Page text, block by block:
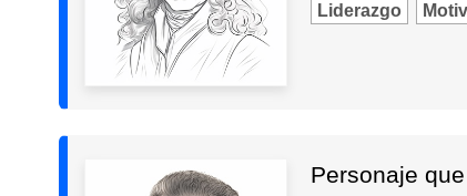
Liderazgo
Personaje